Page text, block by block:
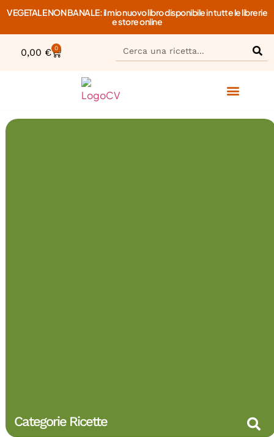
VEGETALE NON BANALE: il mio nuovo libro disponibile in tutte le librerie
e store online
0,00 € 0
Categorie Ricette